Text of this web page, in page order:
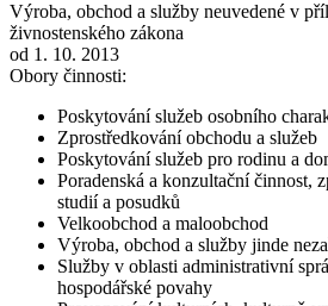
Výroba, obchod a služby neuvedené v
živnostenského zákona
od 1. 10. 2013
Obory činnosti:
Poskytování služeb osobního
Zprostředkování obchodu a služeb
Poskytování služeb pro rodinu a
Poradenská a konzultační činnost,
studií a posudků
Velkoobchod a maloobchod
Výroba, obchod a služby jinde
Služby v oblasti administrativní
hospodářské povahy